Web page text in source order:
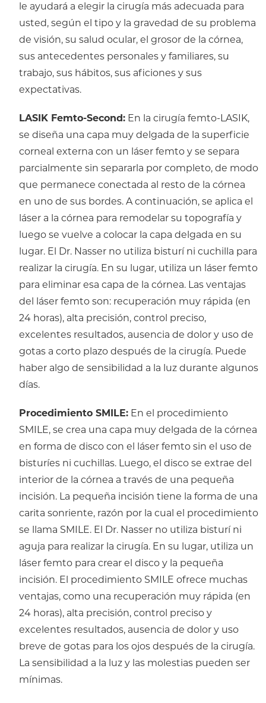
le ayudará a elegir la cirugía más adecuada para
usted, según el tipo y la gravedad de su problema
de visión, su salud ocular, el grosor de la córnea,
sus antecedentes personales y familiares, su
trabajo, sus hábitos, sus aficiones y sus
expectativas.
LASIK Femto-Second: En la cirugía femto-LASIK,
se diseña una capa muy delgada de la superficie
corneal externa con un láser femto y se separa
parcialmente sin separarla por completo, de modo
que permanece conectada al resto de la córnea
en uno de sus bordes. A continuación, se aplica el
láser a la córnea para remodelar su topografía y
luego se vuelve a colocar la capa delgada en su
lugar. El Dr. Nasser no utiliza bisturí ni cuchilla para
realizar la cirugía. En su lugar, utiliza un láser femto
para eliminar esa capa de la córnea. Las ventajas
del láser femto son: recuperación muy rápida (en
24 horas), alta precisión, control preciso,
excelentes resultados, ausencia de dolor y uso de
gotas a corto plazo después de la cirugía. Puede
haber algo de sensibilidad a la luz durante algunos
días.
Procedimiento SMILE: En el procedimiento
SMILE, se crea una capa muy delgada de la córnea
en forma de disco con el láser femto sin el uso de
bisturíes ni cuchillas. Luego, el disco se extrae del
interior de la córnea a través de una pequeña
incisión. La pequeña incisión tiene la forma de una
carita sonriente, razón por la cual el procedimiento
se llama SMILE. El Dr. Nasser no utiliza bisturí ni
aguja para realizar la cirugía. En su lugar, utiliza un
láser femto para crear el disco y la pequeña
incisión. El procedimiento SMILE ofrece muchas
ventajas, como una recuperación muy rápida (en
24 horas), alta precisión, control preciso y
excelentes resultados, ausencia de dolor y uso
breve de gotas para los ojos después de la cirugía.
La sensibilidad a la luz y las molestias pueden ser
mínimas.